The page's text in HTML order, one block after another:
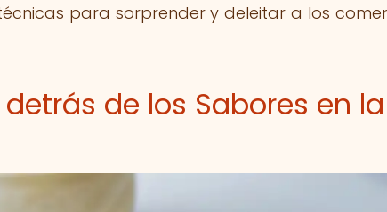
para sorprender y deleitar a los
de los Sabores en